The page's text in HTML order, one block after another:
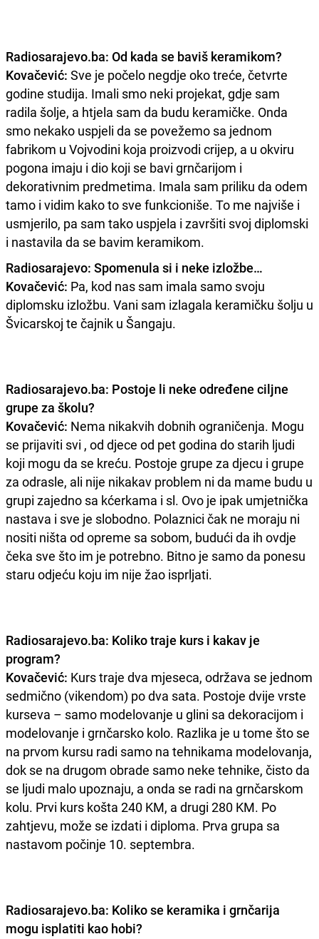
Radiosarajevo.ba: Od kada se baviš keramikom?
Kovačević: Sve je počelo negdje oko treće, četvrte
godine studija. Imali smo neki projekat, gdje sam
radila šolje, a htjela sam da budu keramičke. Onda
smo nekako uspjeli da se povežemo sa jednom
fabrikom u Vojvodini koja proizvodi crijep, a u okviru
pogona imaju i dio koji se bavi grnčarijom i
dekorativnim predmetima. Imala sam priliku da odem
tamo i vidim kako to sve funkcioniše. To me najviše i
usmjerilo, pa sam tako uspjela i završiti svoj diplomski
i nastavila da se bavim keramikom.
Radiosarajevo: Spomenula si i neke izložbe…
Kovačević: Pa, kod nas sam imala samo svoju
diplomsku izložbu. Vani sam izlagala keramičku šolju u
Švicarskoj te čajnik u Šangaju.
Radiosarajevo.ba: Postoje li neke određene ciljne
grupe za školu?
Kovačević: Nema nikakvih dobnih ograničenja. Mogu
se prijaviti svi , od djece od pet godina do starih ljudi
koji mogu da se kreću. Postoje grupe za djecu i grupe
za odrasle, ali nije nikakav problem ni da mame budu u
grupi zajedno sa kćerkama i sl. Ovo je ipak umjetnička
nastava i sve je slobodno. Polaznici čak ne moraju ni
nositi ništa od opreme sa sobom, budući da ih ovdje
čeka sve što im je potrebno. Bitno je samo da ponesu
staru odjeću koju im nije žao isprljati.
Radiosarajevo.ba: Koliko traje kurs i kakav je
program?
Kovačević: Kurs traje dva mjeseca, održava se jednom
sedmično (vikendom) po dva sata. Postoje dvije vrste
kurseva – samo modelovanje u glini sa dekoracijom i
modelovanje i grnčarsko kolo. Razlika je u tome što se
na prvom kursu radi samo na tehnikama modelovanja,
dok se na drugom obrade samo neke tehnike, čisto da
se ljudi malo upoznaju, a onda se radi na grnčarskom
kolu. Prvi kurs košta 240 KM, a drugi 280 KM. Po
zahtjevu, može se izdati i diploma. Prva grupa sa
nastavom počinje 10. septembra.
Radiosarajevo.ba: Koliko se keramika i grnčarija
mogu isplatiti kao hobi?